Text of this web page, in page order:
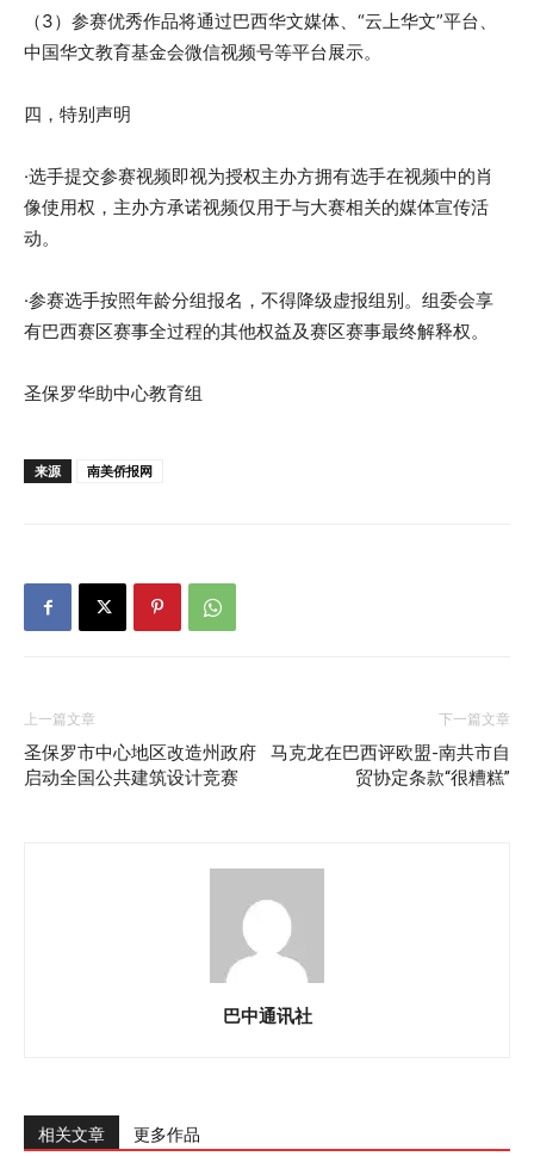
（3）参赛优秀作品将通过巴西华文媒体、“云上华文”平台、
中国华文教育基金会微信视频号等平台展示。
四，特别声明
·选手提交参赛视频即视为授权主办方拥有选手在视频中的肖
像使用权，主办方承诺视频仅用于与大赛相关的媒体宣传活
动。
·参赛选手按照年龄分组报名，不得降级虚报组别。组委会享
有巴西赛区赛事全过程的其他权益及赛区赛事最终解释权。
圣保罗华助中心教育组
来源 南美侨报网
上一篇文章
圣保罗市中心地区改造州政府
启动全国公共建筑设计竞赛
下一篇文章
马克龙在巴西评欧盟-南共市自
贸协定条款“很糟糕”
巴中通讯社
相关文章 更多作品